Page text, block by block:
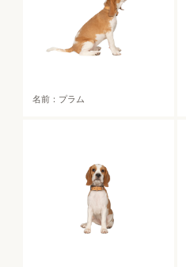
名前：プラム